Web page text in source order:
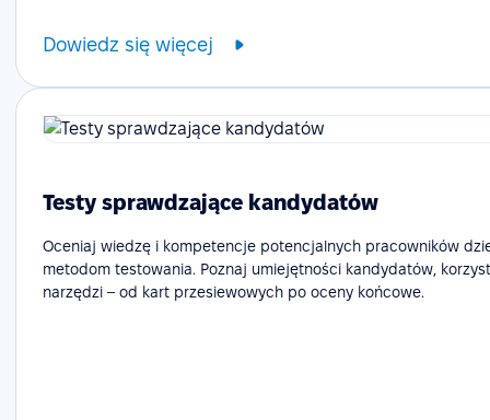
Dowiedz się więcej
Testy sprawdzające kandydatów
Oceniaj wiedzę i kompetencje potencjalnych pracowników
metodom testowania. Poznaj umiejętności kandydatów,
narzędzi – od kart przesiewowych po oceny końcowe.